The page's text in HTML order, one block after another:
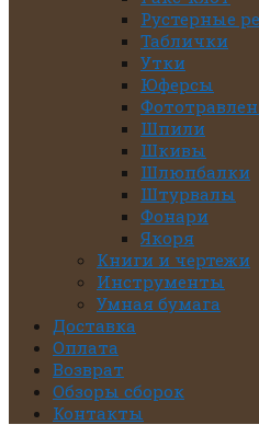
Рустерные
Таблички
Утки
Юферсы
Шпили
Шкивы
Шлюпбалки
Штурвалы
Фонари
Якоря
Книги и чертежи
Инструменты
Умная бумага
Доставка
Оплата
Возврат
Обзоры сборок
Контакты